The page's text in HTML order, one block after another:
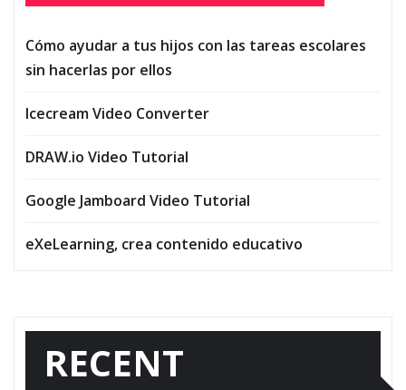
Cómo ayudar a tus hijos con las tareas escolares
sin hacerlas por ellos
Icecream Video Converter
DRAW.io Video Tutorial
Google Jamboard Video Tutorial
eXeLearning, crea contenido educativo
RECENT